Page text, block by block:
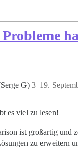
G) 19.
3
es viel zu lesen!
ist großartig und
zu erweitern